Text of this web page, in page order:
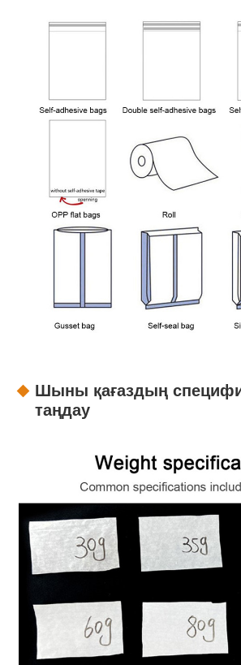
Шыны қағаздың
таңдау